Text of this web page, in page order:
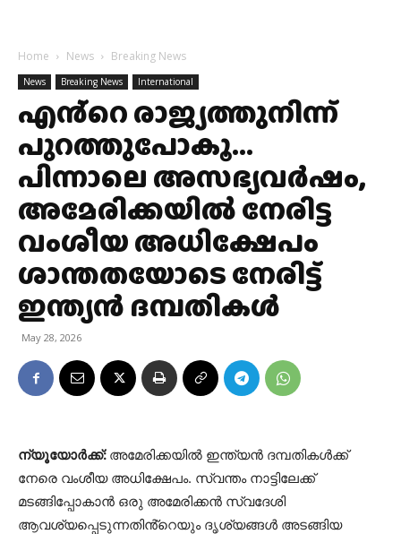
Home News Breaking News
News Breaking News International
എൻ്റെ രാജ്യത്തുനിന്ന്
പുറത്തുപോകൂ…
പിന്നാലെ അസഭ്യവർഷം,
അമേരിക്കയിൽ നേരിട്ട
വംശീയ അധിക്ഷേപം
ശാന്തതയോടെ നേരിട്ട്
ഇന്ത്യൻ ദമ്പതികൾ
May 28, 2026
ന്യൂയോർക്ക്: അമേരിക്കയിൽ ഇന്ത്യൻ ദമ്പതികൾക്ക്
നേരെ വംശീയ അധിക്ഷേപം. സ്വന്തം നാട്ടിലേക്ക്
മടങ്ങിപ്പോകാൻ ഒരു അമേരിക്കൻ സ്വദേശി
ആവശ്യപ്പെടുന്നതിൻ്റെയും ദൃശ്യങ്ങൾ അടങ്ങിയ